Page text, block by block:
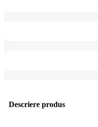
Descriere produs